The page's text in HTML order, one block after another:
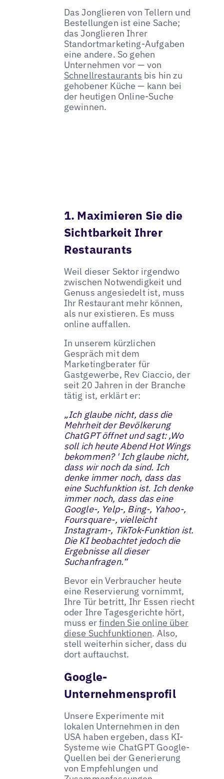
Das Jonglieren von Tellern und
Bestellungen ist eine Sache;
das Jonglieren Ihrer
Standortmarketing-Aufgaben
eine andere. So gehen
Unternehmen vor — von
Schnellrestaurants bis hin zu
gehobener Küche — kann bei
der heutigen Online-Suche
gewinnen.
1. Maximieren Sie die
Sichtbarkeit Ihrer
Restaurants
Weil dieser Sektor irgendwo
zwischen Notwendigkeit und
Genuss angesiedelt ist, muss
Ihr Restaurant mehr können,
als nur existieren. Es muss
online auffallen.
In unserem kürzlichen
Gespräch mit dem
Marketingberater für
Gastgewerbe, Rev Ciaccio, der
seit 20 Jahren in der Branche
tätig ist, erklärt er:
„Ich glaube nicht, dass die
Mehrheit der Bevölkerung
ChatGPT öffnet und sagt: ‚Wo
soll ich heute Abend Hot Wings
bekommen? ' Ich glaube nicht,
dass wir noch da sind. Ich
denke immer noch, dass das
eine Suchfunktion ist. Ich denke
immer noch, dass das eine
Google-, Yelp-, Bing-, Yahoo-,
Foursquare-, vielleicht
Instagram-, TikTok-Funktion ist.
Die KI beobachtet jedoch die
Ergebnisse all dieser
Suchanfragen.“
Bevor ein Verbraucher heute
eine Reservierung vornimmt,
Ihre Tür betritt, Ihr Essen riecht
oder Ihre Tagesgerichte hört,
muss erfinden Sie online über
diese Suchfunktionen. Also,
stell weiterhin sicher, dass du
dort auftauchst.
Google-
Unternehmensprofil
Unsere Experimente mit
lokalen Unternehmen in den
USA haben ergeben, dass KI-
Systeme wie ChatGPT Google-
Quellen bei der Generierung
von Empfehlungen und